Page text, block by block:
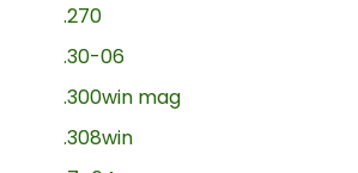
.270
.30-06
.300win mag
.308win